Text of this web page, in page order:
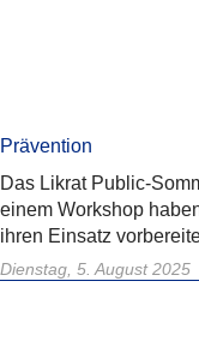
Prävention
Das Likrat Public-
einem Workshop
ihren Einsatz
Dienstag, 5. August 2025